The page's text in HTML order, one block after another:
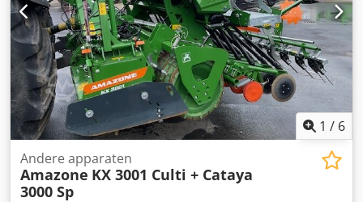
1 / 6
Andere apparaten
Amazone KX 3001 Culti + Cataya
3000 Sp